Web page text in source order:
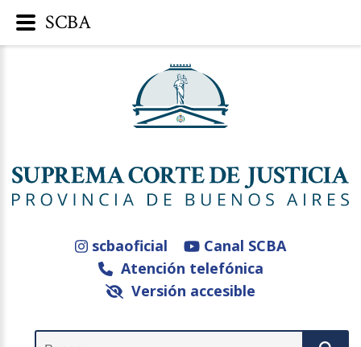
scbaoficial
Canal SCBA
Atención telefónica
Versión accesible
SCBA